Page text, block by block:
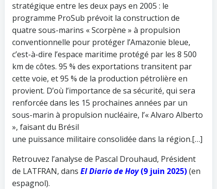
stratégique entre les deux pays en 2005 : le
programme ProSub prévoit la construction de
quatre sous-marins « Scorpène » à propulsion
conventionnelle pour protéger l’Amazonie bleue,
c’est-à-dire l’espace maritime protégé par les 8 500
km de côtes. 95 % des exportations transitent par
cette voie, et 95 % de la production pétrolière en
provient. D’où l’importance de sa sécurité, qui sera
renforcée dans les 15 prochaines années par un
sous-marin à propulsion nucléaire, l’« Alvaro Alberto
», faisant du Brésil
une puissance militaire consolidée dans la région.[…]
Retrouvez l’analyse de Pascal Drouhaud, Président
de LATFRAN, dans El Diario de Hoy(9 juin 2025)(en
espagnol).